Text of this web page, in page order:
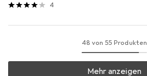
4
48 von 55 Produkten
Mehr anzeigen